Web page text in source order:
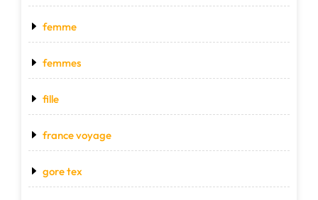
femme
femmes
fille
france voyage
gore tex